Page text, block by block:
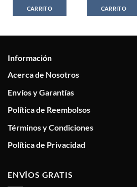
CARRITO
CARRITO
Información
Acerca de Nosotros
Envíos y Garantías
Política de Reembolsos
Términos y Condiciones
Política de Privacidad
ENVÍOS GRATIS